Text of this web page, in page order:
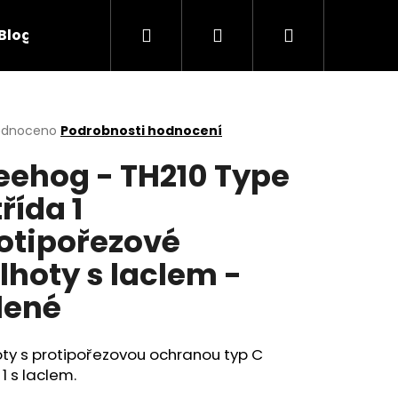
Obchodní podmínky Kontakty
Hledat PřihlášeníNákupní
Podrobnosti hodnocení
- TH210 Type
1
s laclem -
s protipořezovou ochranou typ C
s laclem.